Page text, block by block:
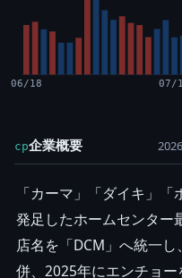
06/18 07/
cp企業概要
「カーマ」「ダイキ」
発足したホームセンター
店名を「DCM」へ統一
併、2025年にエンチョ